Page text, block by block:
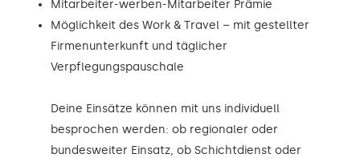
Mitarbeiter-werben-Mitarbeiter Prämie
Möglichkeit des Work & Travel – mit gestellter
Firmenunterkunft und täglicher
Verpflegungspauschale
Deine Einsätze können mit uns individuell
besprochen werden: ob regionaler oder
bundesweiter Einsatz, ob Schichtdienst oder